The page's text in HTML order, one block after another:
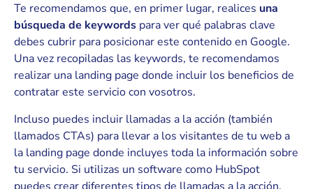
Te recomendamos que, en primer lugar, realices una
búsqueda de keywords para ver qué palabras clave
debes cubrir para posicionar este contenido en Google.
Una vez recopiladas las keywords, te recomendamos
realizar una landing page donde incluir los beneficios de
contratar este servicio con vosotros.
Incluso puedes incluir llamadas a la acción (también
llamados CTAs) para llevar a los visitantes de tu web a
la landing page donde incluyes toda la información sobre
tu servicio. Si utilizas un software como HubSpot